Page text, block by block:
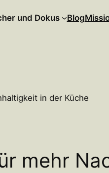
und Dokus Blog
mehr